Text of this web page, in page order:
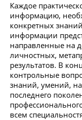
Каждое
информацию,
конкретных
информации
направленные на
личностных,
результатов. В
контрольные
знаний, умений,
последнего
всем